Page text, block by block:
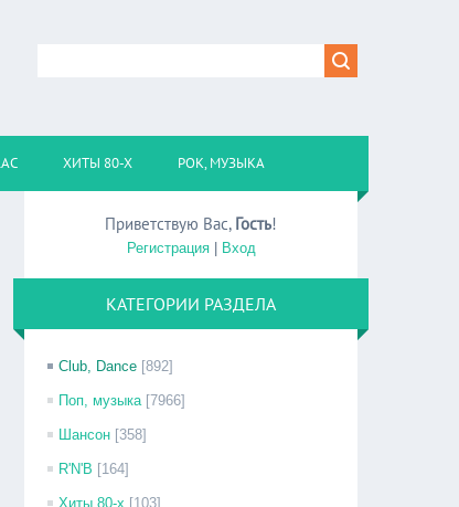
ХИТЫ 80-Х РОК, МУЗЫКА
Приветствую Вас, Гость!
Регистрация| Вход
КАТЕГОРИИ РАЗДЕЛА
Club, Dance [892]
Поп, музыка [7966]
Шансон [358]
R'N'B [164]
Хиты 80-х [103]